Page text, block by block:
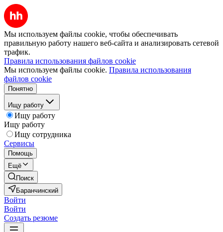
Мы используем файлы cookie, чтобы обеспечивать
правильную работу нашего веб-сайта и анализировать сетевой
трафик.
Правила использования файлов cookie
Мы используем файлы cookie. Правила использования
файлов cookie
Понятно
Ищу работу
Ищу работу
Ищу работу
Ищу сотрудника
Сервисы
Помощь
Ещё
Поиск
Баранчинский
Войти
Войти
Создать резюме